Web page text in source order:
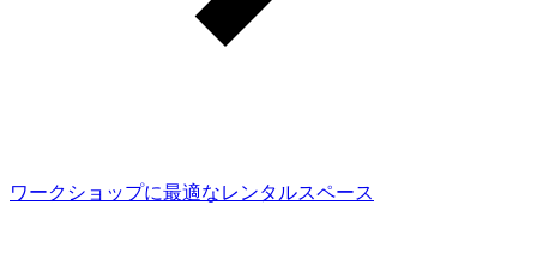
ワークショップに最適なレンタルスペース